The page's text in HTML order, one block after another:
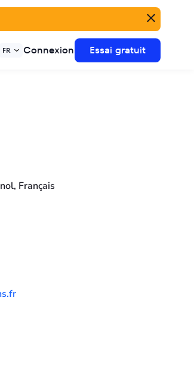
FR Connexion Essai gratuit
Français